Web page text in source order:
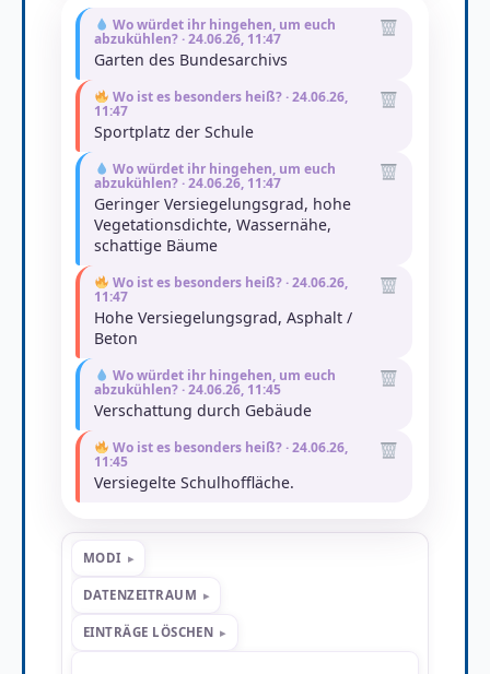
Wo würdet ihr hingehen, um euch
abzukühlen? · 24.06.26, 11:47
Garten des Bundesarchivs
Wo ist es besonders heiß? · 24.06.26,
11:47
Sportplatz der Schule
Wo würdet ihr hingehen, um euch
abzukühlen? · 24.06.26, 11:47
Geringer Versiegelungsgrad, hohe
Vegetationsdichte, Wassernähe,
schattige Bäume
Wo ist es besonders heiß? · 24.06.26,
11:47
Hohe Versiegelungsgrad, Asphalt /
Beton
Wo würdet ihr hingehen, um euch
abzukühlen? · 24.06.26, 11:45
Verschattung durch Gebäude
Wo ist es besonders heiß? · 24.06.26,
11:45
Versiegelte Schulhoffläche.
MODI
DATENZEITRAUM
EINTRÄGE LÖSCHEN